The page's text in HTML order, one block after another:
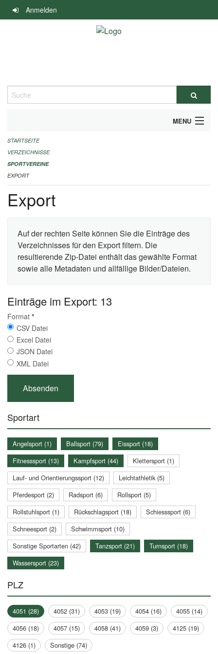
Navigation
überspringen
Anmelden
Suche
MENU
ALLGEMEINE INFORMATIONEN
FINANZIELLE UNTERSTÜTZUNG BENÖTIGT?
KONTAKT
STARTSEITE
VERZEICHNISSE
SPORTVEREINE
EXPORT
Export
Auf der rechten Seite können Sie die Einträge des
Verzeichnisses für den Export filtern. Die
resultierende Zip-Datei enthält das gewählte Format
sowie alle Metadaten und allfällige Bilder/Dateien.
Einträge im Export: 13
Format *
CSV Datei
Excel Datei
JSON Datei
XML Datei
Sportart
Angelsport (1) Ballsport (79)
Eissport (18)
Fitnesssport (13)
Kampfsport (44)
Klettersport (1)
Lauf- und Orientierungssport (12)
Leichtathletik (5)
Pferdesport (2)
Radsport (6)
Rollsport (5)
Rollstuhlsport (1)
Rückschlagsport (18)
Schiesssport (6)
Schneesport (2)
Schwimmsport (10)
Sonstige Sportarten (42)
Tanzsport (21)
Turnsport (18)
Wassersport (23)
PLZ
4051 (28) 4052 (31) 4053 (19) 4054 (16)
4055 (14)
4056 (18)
4057 (15) 4058 (41) 4059 (3)
4125 (19)
4126 (1)
Sonstige (74)